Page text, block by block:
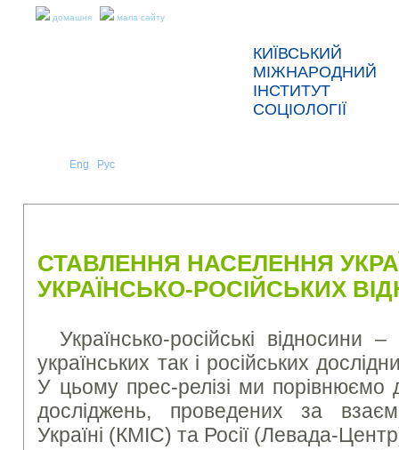
домашня мапа сайту
КИЇВСЬКИЙ
МІЖНАРОДНИЙ
ІНСТИТУТ
СОЦІОЛОГІЇ
Eng Рус
СТАВЛЕННЯ НАСЕЛЕННЯ
УКРАЇНСЬКО-РОСІЙСЬКИХ
Українсько-російські
українських так і російських
У цьому прес-релізі ми порівнюємо
досліджень, проведених за
Україні (КМІС) та Росії (Левада-